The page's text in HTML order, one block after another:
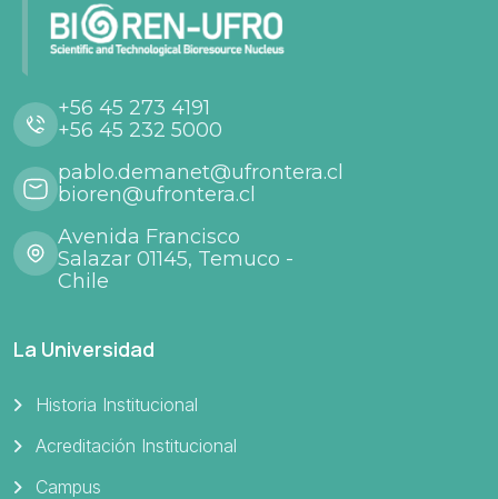
+56 45 273 4191
+56 45 232 5000
pablo.demanet@ufrontera.cl
bioren@ufrontera.cl
Avenida Francisco
Salazar 01145, Temuco -
Chile
La Universidad
Historia Institucional
Acreditación Institucional
Campus